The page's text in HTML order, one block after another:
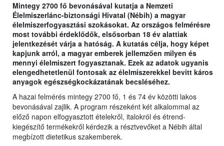
Mintegy 2700 fő bevonásával kutatja a Nemzeti
Élelmiszerlánc-biztonsági Hivatal (Nébih) a magyar
élelmiszerfogyasztási szokásokat. Az országos felmérésre
most további érdeklődők, elsősorban 18 év alattiak
jelentkezését várja a hatóság. A kutatás célja, hogy képet
kapjunk arról, a magyar emberek jellemzően milyen és
mennyi élelmiszert fogyasztanak. Ezek az adatok ugyanis
elengedhetetlenül fontosak az élelmiszerekkel bevitt káros
anyagok egészségkockázatának becsléséhez.
A hazai felmérés mintegy 2700 fő, 1 és 74 év közötti lakos
bevonásával zajlik. A program részeként két alkalommal az
előző napon elfogyasztott ételekről, italokról és étrend-
kiegészítő termékekről kérdezik a résztvevőket a Nébih által
megbízott dietetikus szakemberek.